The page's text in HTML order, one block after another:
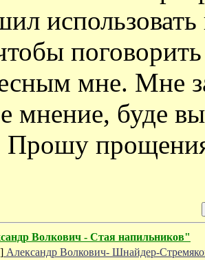
мне. Мне
мнение, буде
Прошу
Волкович - Стая напильников"
Александр Волкович- Шнайдер-